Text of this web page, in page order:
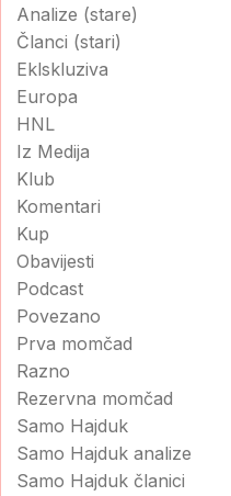
Analize (stare)
Članci (stari)
Eklskluziva
Europa
HNL
Iz Medija
Klub
Komentari
Kup
Obavijesti
Podcast
Povezano
Prva momčad
Razno
Rezervna momčad
Samo Hajduk
Samo Hajduk analize
Samo Hajduk članici